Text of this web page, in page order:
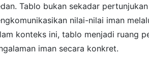
Tablo bukan sekadar
nilai-nilai iman
konteks ini, tablo menjadi ruang
iman secara konkret.